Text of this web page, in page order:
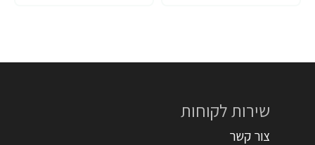
שירות לקוחות
צור קשר